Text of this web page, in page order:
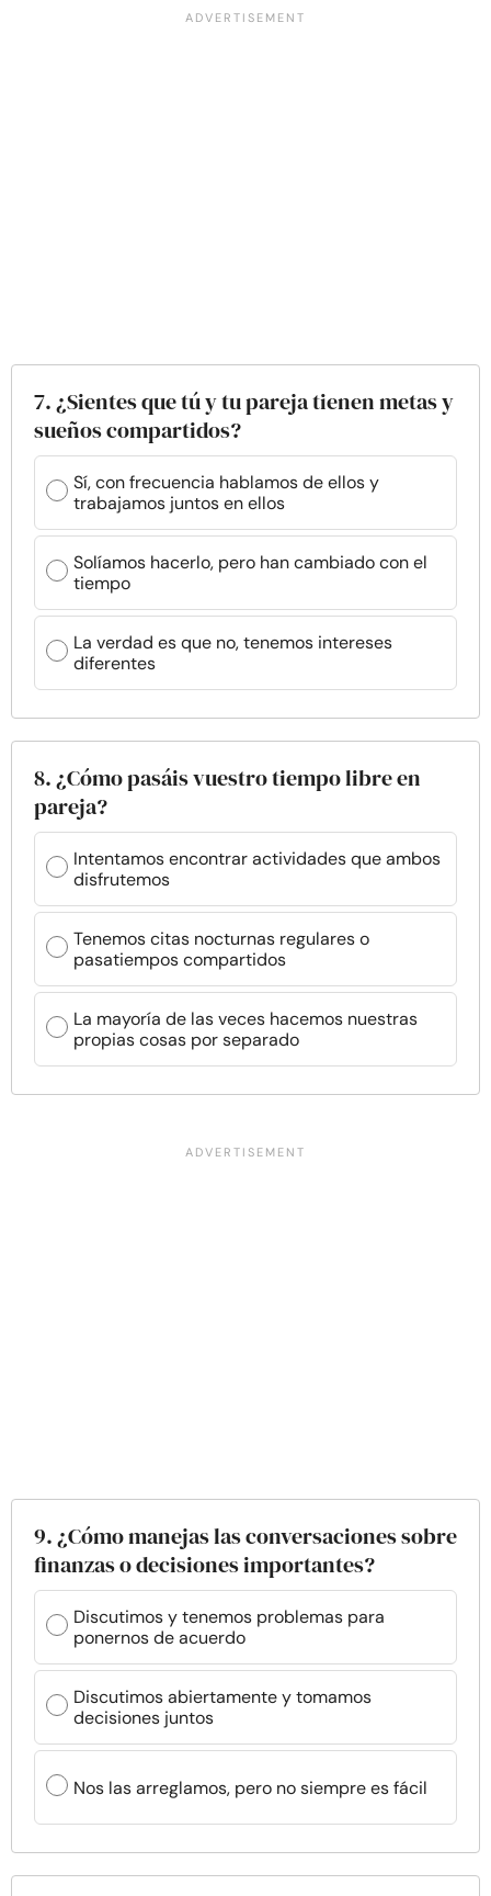
7. ¿Sientes que tú y tu pareja tienen metas y
sueños compartidos?
Sí, con frecuencia hablamos de ellos y
trabajamos juntos en ellos
Solíamos hacerlo, pero han cambiado con el
tiempo
La verdad es que no, tenemos intereses
diferentes
8. ¿Cómo pasáis vuestro tiempo libre en
pareja?
Intentamos encontrar actividades que ambos
disfrutemos
Tenemos citas nocturnas regulares o
pasatiempos compartidos
La mayoría de las veces hacemos nuestras
propias cosas por separado
9. ¿Cómo manejas las conversaciones sobre
finanzas o decisiones importantes?
Discutimos y tenemos problemas para
ponernos de acuerdo
Discutimos abiertamente y tomamos
decisiones juntos
Nos las arreglamos, pero no siempre es fácil